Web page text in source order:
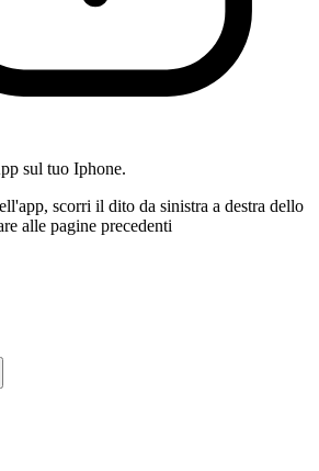
sul tuo Iphone.
scorri il dito da sinistra a destra dello
alle pagine precedenti